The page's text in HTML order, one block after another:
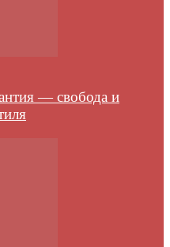
— свобода и